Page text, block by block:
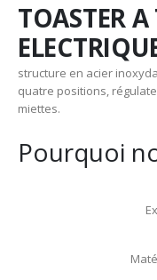
TOASTER
structure en acier
quatre positions,
miettes.
Pourquoi